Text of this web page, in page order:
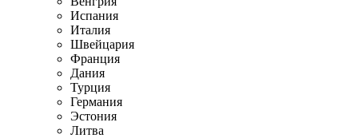
Испания
Италия
Швейцария
Франция
Дания
Турция
Германия
Эстония
Литва